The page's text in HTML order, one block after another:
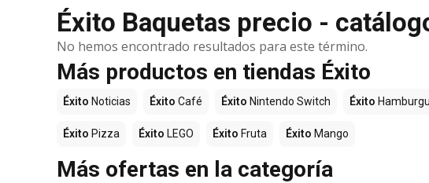
Éxito Baquetas precio -
No hemos encontrado resultados para este término.
Más productos en tiendas Éxito
Éxito Noticias Éxito Café Éxito Nintendo Switch Éxito
Éxito Pizza Éxito LEGO Éxito Fruta Éxito Mango
Más ofertas en la categoría